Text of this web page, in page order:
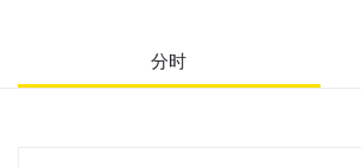
股息
分时